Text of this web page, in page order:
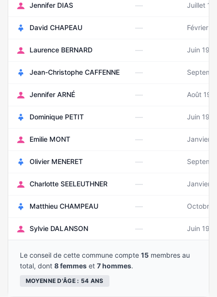
Jennifer DIAS — Juillet
David CHAPEAU — Février
Laurence BERNARD — Juin
Jean-Christophe CAFFENNE —
Jennifer ARNÉ — Août
Dominique PETIT — Juin
Emilie MONT — Janvier
Olivier MENERET —
Charlotte SEELEUTHNER — Janvier
Matthieu CHAMPEAU — Octobre
Sylvie DALANSON — Juin
Le conseil de cette commune compte 15 membres au
total, dont 8 femmes et 7 hommes.
MOYENNE D'ÂGE : 54 ANS